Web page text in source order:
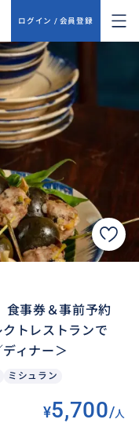
ログイン / 会員登録
事券＆事前予約
トレストランで
ィナー＞
ミシュラン
¥5,700/人